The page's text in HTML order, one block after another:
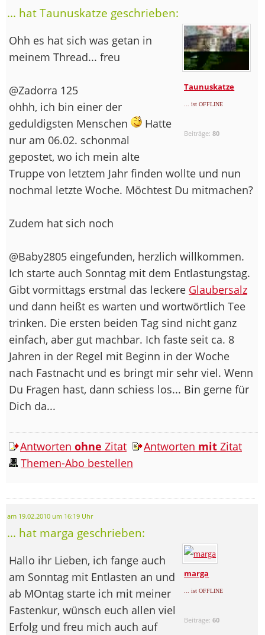
... hat Taunuskatze geschrieben:
Taunuskatze
... ist OFFLINE
Beiträge:80
Ohh es hat sich was getan in
meinem Thread... freu
@Zadorra 125
ohhh, ich bin einer der
geduldigsten Menschen
Hatte
nur am 06.02. schonmal
gepostet, wo ich mein alte
Truppe von letztem Jahr finden wollte und nun
nochmal letzte Woche. Möchtest Du mitmachen?
Zudem hat sich noch
@Baby2805 eingefunden, herzlich willkommen.
Ich starte auch Sonntag mit dem Entlastungstag.
Gibt vormittags erstmal das leckere Glaubersalz
und dann heißt es warten und wortwörtlich Tee
trinken. Die ersten beiden Tag sind nicht ganz
einfach, aber gut machbar. Ich faste seit ca. 8
Jahren in der Regel mit Beginn in der Woche
nach Fastnacht und es bringt mir sehr viel. Wenn
Du Fragen hast, dann schiess los... Bin gerne für
Dich da...
Antworten ohne Zitat Antworten mit Zitat
Themen-Abo bestellen
am 19.02.2010 um 16:19 Uhr
... hat marga geschrieben:
marga
... ist OFFLINE
Beiträge:60
Hallo ihr Lieben, ich fange auch
am Sonntag mit Entlasten an und
ab MOntag starte ich mit meiner
Fastenkur, wünsch euch allen viel
Erfolg und freu mich auch auf